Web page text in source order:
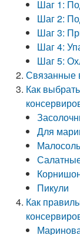
Шаг 1:
Шаг 2:
Шаг 3:
Шаг 4:
Шаг 5:
Связанные
Как
Для
Пикули
Как